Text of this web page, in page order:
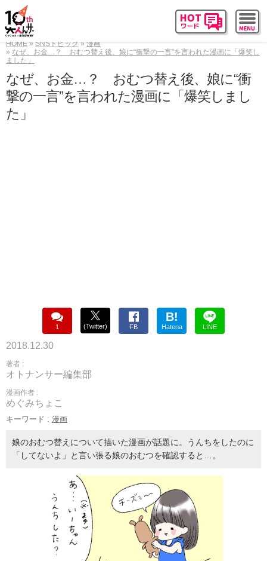
HOME SNSトピック
漫画
なぜ、お金…？ おむつ替え後、娘に“衝撃の一言”を言われた漫画に「爆笑し
ました」
なぜ、お金…？ おむつ替え後、娘に“衝
撃の一言”を言われた漫画に「爆笑しまし
た」
1 (Twitter) FB
B!
Hatena LINE
2018.12.30
著者 :
オトナンサー編集部
漫画作者 :
めぐみちょこ
キーワード : 漫画
娘のおむつ替えについて描いた漫画が話題に。うんちをしたのに
「してないよ」と言い張る娘のおむつを確認すると…。